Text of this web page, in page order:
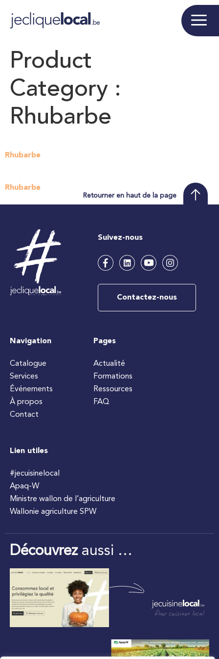
Product
Category :
Rhubarbe
Rhubarbe
Rhubarbe
Retourner en haut de la page
Suivez-nous
Contactez-nous
Navigation
Catalogue
Services
Événements
À propos
Contact
Pages
Actualité
Formations
Ressources
FAQ
Lien utiles
#jecuisinelocal
Apaq-W
Ministre wallon de l’agriculture
Wallonie agriculture SPW
Découvrezaussi …
Pour cuisiner local